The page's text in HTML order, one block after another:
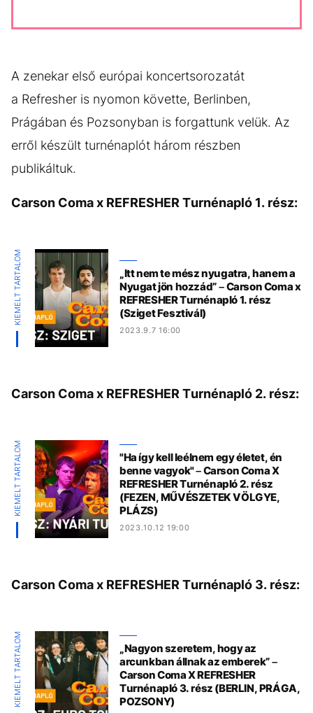
A zenekar első európai koncertsorozatát
a Refresher is nyomon követte, Berlinben,
Prágában és Pozsonyban is forgattunk velük. Az
erről készült turnénaplót három részben
publikáltuk.
Carson Coma x REFRESHER Turnénapló 1. rész:
KIEMELT TARTALOM
„Itt nem te mész nyugatra, hanem a
Nyugat jön hozzád” – Carson Coma x
REFRESHER Turnénapló 1. rész
(Sziget Fesztivál)
2023.9.7 16:00
Carson Coma x REFRESHER Turnénapló 2. rész:
KIEMELT TARTALOM
"Ha így kell leélnem egy életet, én
benne vagyok" – Carson Coma X
REFRESHER Turnénapló 2. rész
(FEZEN, MŰVÉSZETEK VÖLGYE,
PLÁZS)
2023.10.12 19:00
Carson Coma x REFRESHER Turnénapló 3. rész:
KIEMELT TARTALOM
„Nagyon szeretem, hogy az
arcunkban állnak az emberek” –
Carson Coma X REFRESHER
Turnénapló 3. rész (BERLIN, PRÁGA,
POZSONY)